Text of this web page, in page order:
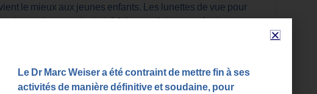
le mieux aux jeunes enfants. Les lunettes de vue pour
Leur particularité ? Ils possèdent une épaisseur
la cornée. Ces verres correcteurs sont prescrits uniquement
du trouble, ils devront être portés en permanence ou
la lecture, la conduite automobile, le travail sur
Le Dr Marc Weiser a été contraint de mettre fin à ses
activités de manière définitive et soudaine, pour